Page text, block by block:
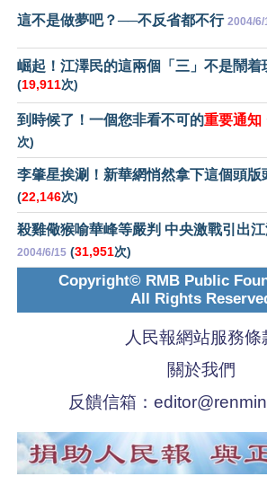
這不是做夢吧？──不反省都不行 2004/6/
崛起！江澤民的這兩個「三」不是鬧着
(19,911次)
到時候了！一個您非看不可的重要通知
次)
李肇星挨涮！新華網悄然拿下這個頭版
(22,146次)
殺雞儆猴喻華峰等嚴判 中央激戰引出
2004/6/15 (31,951次)
Copyright© RMB Public
All Rights
人民報網站服務條
關於我們
反饋信箱：